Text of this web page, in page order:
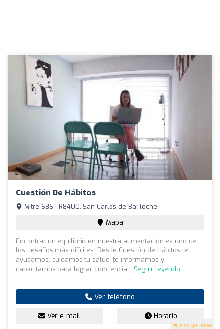
Cuestión De Hábitos
5 (5 opiniones)
Mitre 686 - R8400, San Carlos de Bariloche
Mapa
Encontrar un equilibrio en nuestra alimentación es uno de
los desafíos más difíciles. Desde Cuestión de Hábitos te
ayudamos, cuidamos tu salud, te informamos y
capacitamos para lograr conciencia... Seguir leyendo
Ver teléfono
Ver e-mail Horario